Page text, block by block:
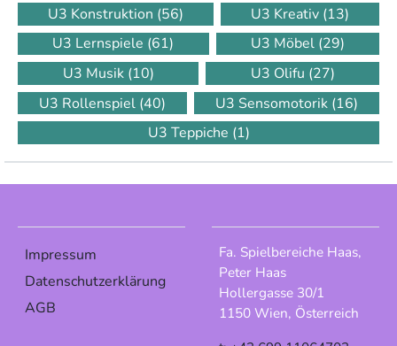
U3 Konstruktion (56) U3 Kreativ (13)
U3 Lernspiele (61) U3 Möbel (29)
U3 Musik (10) U3 Olifu (27)
U3 Rollenspiel (40) U3 Sensomotorik (16)
U3 Teppiche (1)
Impressum
Datenschutzerklärung
AGB
Fa. Spielbereiche Haas,
Peter Haas
Hollergasse 30/1
1150 Wien, Österreich